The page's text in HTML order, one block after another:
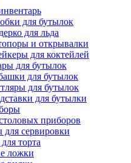
для бутылок
для льда
и открывалки
для коктейлей
для бутылок
для бутылок
для бутылок
для бутылки
приборов
сервировки
торта
ложки